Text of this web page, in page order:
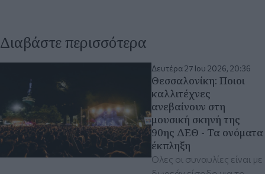
Διαβάστε περισσότερα
Δευτέρα 27 Ιου 2026, 20:36
Θεσσαλονίκη: Ποιοι
καλλιτέχνες
ανεβαίνουν στη
μουσική σκηνή της
90ης ΔΕΘ - Τα ονόματα
έκπληξη
Όλες οι συναυλίες είναι με